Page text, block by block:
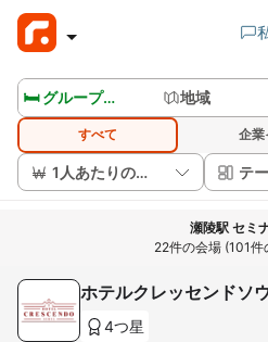
🛏️ グループルームを見る 地域
すべて 企業
1人あたりの価格
瀬陵駅 セミ
22件の会場 (101件
ホテルクレッセンドソ
4つ星